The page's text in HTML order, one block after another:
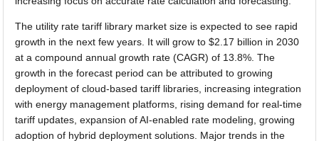
The utility rate tariff library market size is expected to see rapid
growth in the next few years. It will grow to $2.17 billion in 2030
at a compound annual growth rate (CAGR) of 13.8%. The
growth in the forecast period can be attributed to growing
deployment of cloud-based tariff libraries, increasing integration
with energy management platforms, rising demand for real-time
tariff updates, expansion of AI-enabled rate modeling, growing
adoption of hybrid deployment solutions. Major trends in the